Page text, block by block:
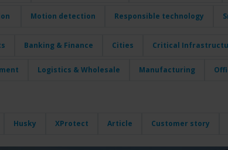
Motion detection Responsible technology
Banking & Finance Cities Critical
Logistics & Wholesale Manufacturing
Husky XProtect Article Customer story